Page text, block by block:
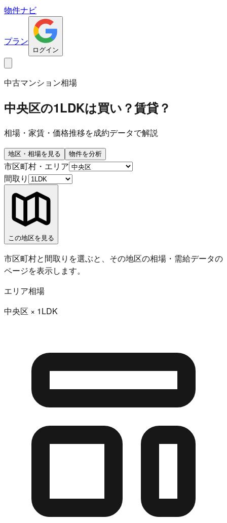
物件ナビ
プラン
ログイン
中古マンション相場
中央区の1LDKは買い？賃貸？
相場・家賃・価格推移を成約データで解説
地区・相場を見る 物件を分析
市区町村・エリア
間取り
この地区を見る
市区町村と間取りを選ぶと、その地区の相場・需給データの
ページを表示します。
エリア相場
中央区 × 1LDK